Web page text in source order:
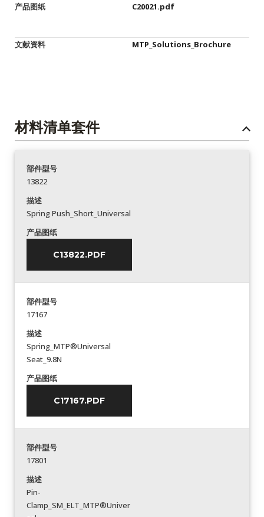
产品图纸 C20021.pdf
文献资料 MTP_Solutions_Brochure
材料清单套件
部件型号
13822
描述
Spring Push_Short_Universal
产品图纸
C13822.PDF
部件型号
17167
描述
Spring_MTP®Universal
Seat_9.8N
产品图纸
C17167.PDF
部件型号
17801
描述
Pin-
Clamp_SM_ELT_MTP®Univer